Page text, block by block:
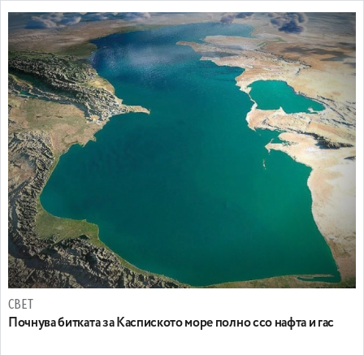
СВЕТ
Почнува битката за Каспиското море полно ссо нафта и гас